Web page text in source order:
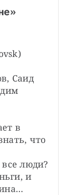
Саид
в
что
люди?
и